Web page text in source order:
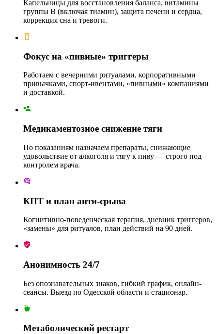
Капельницы для восстановления баланса, витамины
группы B (включая тиамин), защита печени и сердца,
коррекция сна и тревоги.
Фокус на «пивные» триггеры
Работаем с вечерними ритуалами, корпоративными
привычками, спорт-ивентами, «пивными» компаниями
и доставкой.
Медикаментозное снижение тяги
По показаниям назначаем препараты, снижающие
удовольствие от алкоголя и тягу к пиву — строго под
контролем врача.
КПТ и план анти-срыва
Когнитивно-поведенческая терапия, дневник триггеров,
«замены» для ритуалов, план действий на 90 дней.
Анонимность 24/7
Без опознавательных знаков, гибкий график, онлайн-
сеансы. Выезд по Одесской области и стационар.
Метаболический рестарт